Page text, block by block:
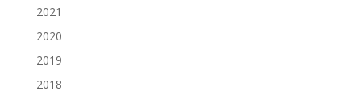
2021
2020
2019
2018